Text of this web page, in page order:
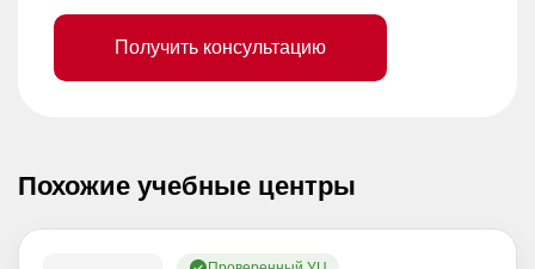
Получить консультацию
Похожие учебные центры